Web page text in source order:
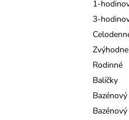
1-
3-
Rodinné
Balíčky
DARČEKOVÝ
HOD. VSTUP